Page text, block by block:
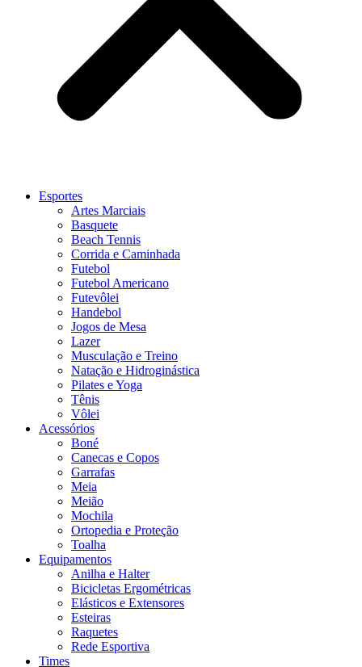
Esportes
Artes Marciais
Basquete
Beach Tennis
Corrida e Caminhada
Futebol
Futebol Americano
Futevôlei
Handebol
Jogos de Mesa
Lazer
Musculação e Treino
Natação e Hidroginástica
Pilates e Yoga
Tênis
Vôlei
Acessórios
Boné
Canecas e Copos
Garrafas
Meia
Meião
Mochila
Ortopedia e Proteção
Toalha
Equipamentos
Anilha e Halter
Bicicletas Ergométricas
Elásticos e Extensores
Esteiras
Raquetes
Rede Esportiva
Times